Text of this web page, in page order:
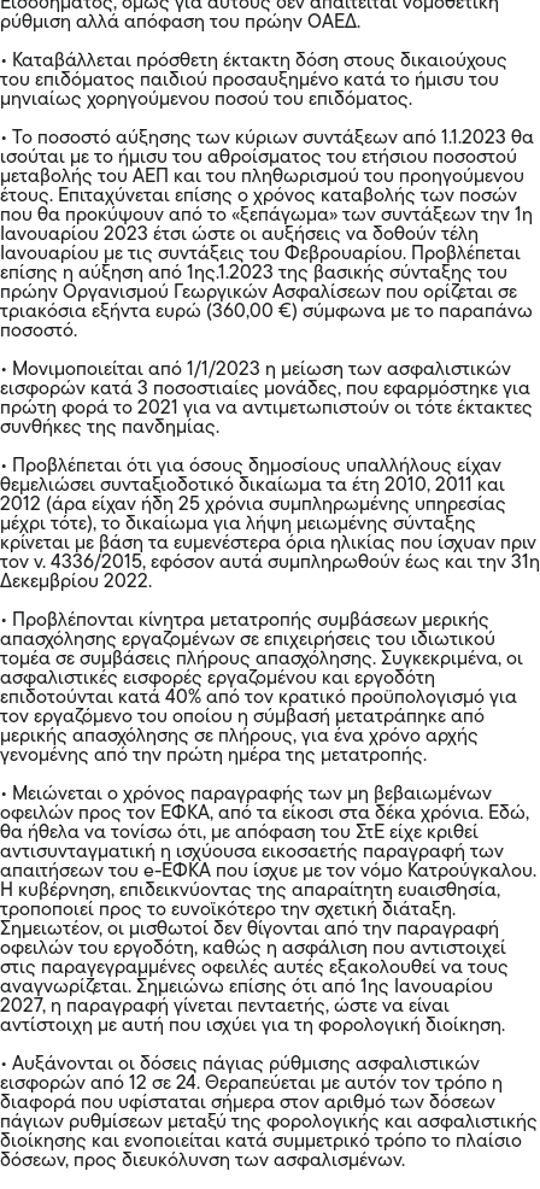
ρύθμιση αλλά απόφαση του πρώην ΟΑΕΔ.
• Καταβάλλεται πρόσθετη έκτακτη δόση στους δικαιούχους
του επιδόματος παιδιού προσαυξημένο κατά το ήμισυ του
μηνιαίως χορηγούμενου ποσού του επιδόματος.
• Το ποσοστό αύξησης των κύριων συντάξεων από 1.1.2023 θα
ισούται με το ήμισυ του αθροίσματος του ετήσιου ποσοστού
μεταβολής του ΑΕΠ και του πληθωρισμού του προηγούμενου
έτους. Επιταχύνεται επίσης ο χρόνος καταβολής των ποσών
που θα προκύψουν από το «ξεπάγωμα» των συντάξεων την 1η
Ιανουαρίου 2023 έτσι ώστε οι αυξήσεις να δοθούν τέλη
Ιανουαρίου με τις συντάξεις του Φεβρουαρίου. Προβλέπεται
επίσης η αύξηση από 1ης.1.2023 της βασικής σύνταξης του
πρώην Οργανισμού Γεωργικών Ασφαλίσεων που ορίζεται σε
τριακόσια εξήντα ευρώ (360,00 €) σύμφωνα με το παραπάνω
ποσοστό.
• Μονιμοποιείται από 1/1/2023 η μείωση των ασφαλιστικών
εισφορών κατά 3 ποσοστιαίες μονάδες, που εφαρμόστηκε για
πρώτη φορά το 2021 για να αντιμετωπιστούν οι τότε έκτακτες
συνθήκες της πανδημίας.
• Προβλέπεται ότι για όσους δημοσίους υπαλλήλους είχαν
θεμελιώσει συνταξιοδοτικό δικαίωμα τα έτη 2010, 2011 και
2012 (άρα είχαν ήδη 25 χρόνια συμπληρωμένης υπηρεσίας
μέχρι τότε), το δικαίωμα για λήψη μειωμένης σύνταξης
κρίνεται με βάση τα ευμενέστερα όρια ηλικίας που ίσχυαν πριν
τον ν. 4336/2015, εφόσον αυτά συμπληρωθούν έως και την 31η
Δεκεμβρίου 2022.
• Προβλέπονται κίνητρα μετατροπής συμβάσεων μερικής
απασχόλησης εργαζομένων σε επιχειρήσεις του ιδιωτικού
τομέα σε συμβάσεις πλήρους απασχόλησης. Συγκεκριμένα, οι
ασφαλιστικές εισφορές εργαζομένου και εργοδότη
επιδοτούνται κατά 40% από τον κρατικό προϋπολογισμό για
τον εργαζόμενο του οποίου η σύμβασή μετατράπηκε από
μερικής απασχόλησης σε πλήρους, για ένα χρόνο αρχής
γενομένης από την πρώτη ημέρα της μετατροπής.
• Μειώνεται ο χρόνος παραγραφής των μη βεβαιωμένων
οφειλών προς τον ΕΦΚΑ, από τα είκοσι στα δέκα χρόνια. Εδώ,
θα ήθελα να τονίσω ότι, με απόφαση του ΣτΕ είχε κριθεί
αντισυνταγματική η ισχύουσα εικοσαετής παραγραφή των
απαιτήσεων του e-ΕΦΚΑ που ίσχυε με τον νόμο Κατρούγκαλου.
Η κυβέρνηση, επιδεικνύοντας της απαραίτητη ευαισθησία,
τροποποιεί προς το ευνοϊκότερο την σχετική διάταξη.
Σημειωτέον, οι μισθωτοί δεν θίγονται από την παραγραφή
οφειλών του εργοδότη, καθώς η ασφάλιση που αντιστοιχεί
στις παραγεγραμμένες οφειλές αυτές εξακολουθεί να τους
αναγνωρίζεται. Σημειώνω επίσης ότι από 1ης Ιανουαρίου
2027, η παραγραφή γίνεται πενταετής, ώστε να είναι
αντίστοιχη με αυτή που ισχύει για τη φορολογική διοίκηση.
• Αυξάνονται οι δόσεις πάγιας ρύθμισης ασφαλιστικών
εισφορών από 12 σε 24. Θεραπεύεται με αυτόν τον τρόπο η
διαφορά που υφίσταται σήμερα στον αριθμό των δόσεων
πάγιων ρυθμίσεων μεταξύ της φορολογικής και ασφαλιστικής
διοίκησης και ενοποιείται κατά συμμετρικό τρόπο το πλαίσιο
δόσεων, προς διευκόλυνση των ασφαλισμένων.